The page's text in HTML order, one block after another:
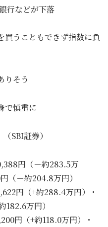
行などが下落
うこともできず指数に負
りそう
で慎重に
SBI証券）
円（－約283.5万
（－約204.8万円）
円（+約288.4万円）・
182.6万円）
円（+約118.0万円）・